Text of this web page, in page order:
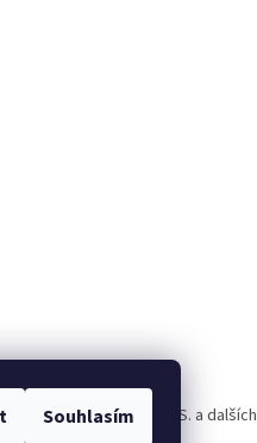
Souhlasím
World Alive, T.A.O.S. a dalších